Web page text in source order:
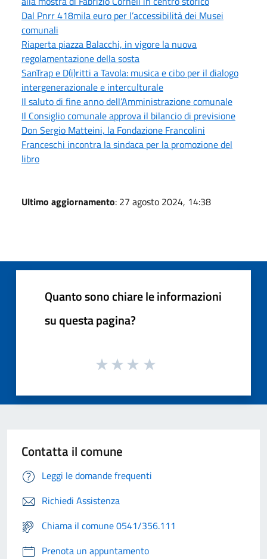
Dal Pnrr 418mila euro per l’accessibilità dei Musei
comunali
Riaperta piazza Balacchi, in vigore la nuova
regolamentazione della sosta
SanTrap e D(i)ritti a Tavola: musica e cibo per il dialogo
intergenerazionale e interculturale
Il saluto di fine anno dell’Amministrazione comunale
Il Consiglio comunale approva il bilancio di previsione
Don Sergio Matteini, la Fondazione Francolini
Franceschi incontra la sindaca per la promozione del
libro
Ultimo aggiornamento: 27 agosto 2024, 14:38
Quanto sono chiare le informazioni
su questa pagina?
Contatta il comune
Leggi le domande frequenti
Richiedi Assistenza
Chiama il comune 0541/356.111
Prenota un appuntamento